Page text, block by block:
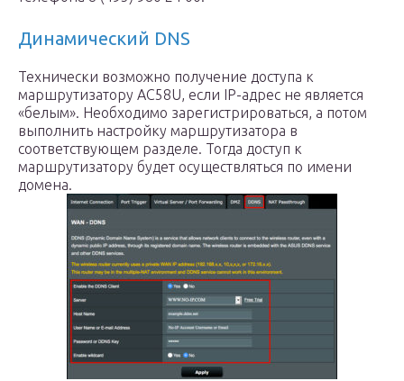
Динамический DNS
Технически возможно получение доступа к
маршрутизатору AC58U, если IP-адрес не является
«белым». Необходимо зарегистрироваться, а потом
выполнить настройку маршрутизатора в
соответствующем разделе. Тогда доступ к
маршрутизатору будет осуществляться по имени
домена.